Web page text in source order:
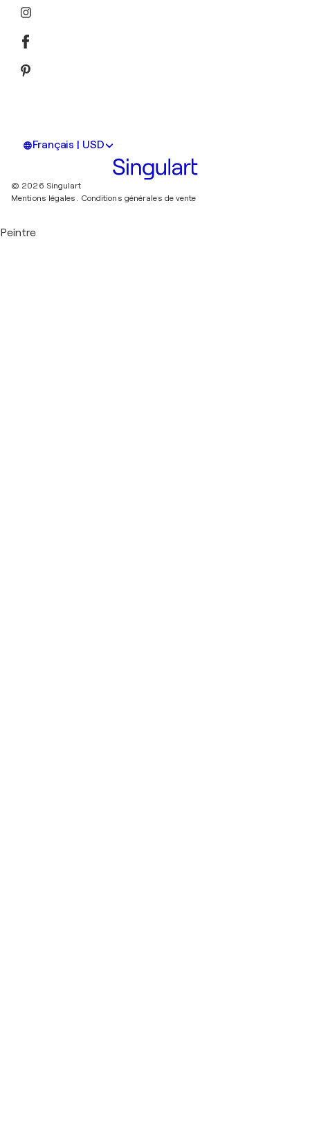
Français | USD
© 2026 Singulart
Mentions légales. Conditions générales de vente
Peintre